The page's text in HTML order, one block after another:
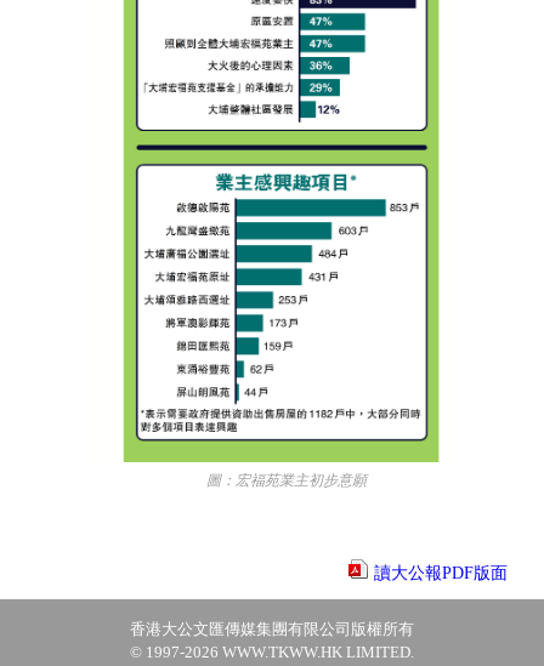
圖：宏福苑業主初步意願
讀大公報PDF版面
香港大公文匯傳媒集團有限公司版權所有
© 1997-2026 WWW.TKWW.HK LIMITED.